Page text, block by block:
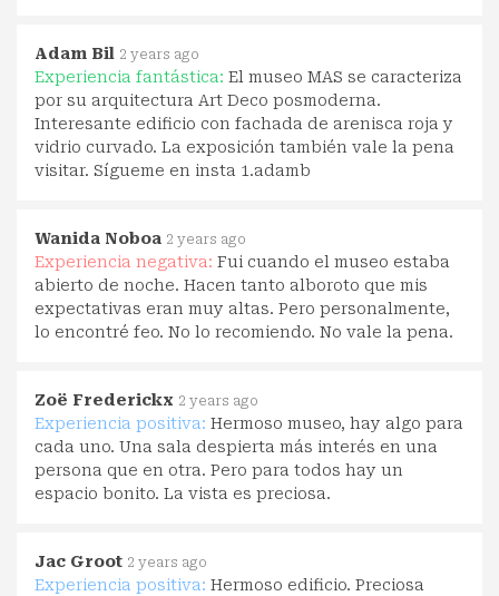
Adam Bil 2 years ago
Experiencia fantástica: El museo MAS se caracteriza
por su arquitectura Art Deco posmoderna.
Interesante edificio con fachada de arenisca roja y
vidrio curvado. La exposición también vale la pena
visitar. Sígueme en insta 1.adamb
Wanida Noboa 2 years ago
Experiencia negativa: Fui cuando el museo estaba
abierto de noche. Hacen tanto alboroto que mis
expectativas eran muy altas. Pero personalmente,
lo encontré feo. No lo recomiendo. No vale la pena.
Zoë Frederickx 2 years ago
Experiencia positiva: Hermoso museo, hay algo para
cada uno. Una sala despierta más interés en una
persona que en otra. Pero para todos hay un
espacio bonito. La vista es preciosa.
Jac Groot 2 years ago
Experiencia positiva: Hermoso edificio. Preciosa